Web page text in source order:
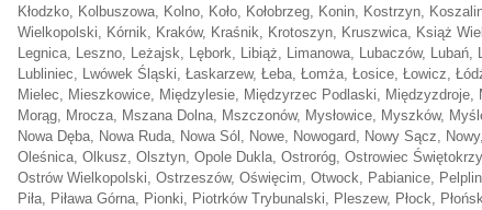
Kłodzko, Kolbuszowa, Kolno, Koło, Kołobrzeg, Konin, Kostrzyn,
Wielkopolski, Kórnik, Kraków, Kraśnik, Krotoszyn, Kruszwica, Książ
Legnica, Leszno, Leżajsk, Lębork, Libiąż, Limanowa, Lubaczów, Lubań,
Lubliniec, Lwówek Śląski, Łaskarzew, Łeba, Łomża, Łosice, Łowicz,
Mielec, Mieszkowice, Międzylesie, Międzyrzec Podlaski, Międzyzdroje,
Morąg, Mrocza, Mszana Dolna, Mszczonów, Mysłowice, Myszków,
Nowa Dęba, Nowa Ruda, Nowa Sól, Nowe, Nowogard, Nowy Sącz,
Oleśnica, Olkusz, Olsztyn, Opole Dukla, Ostroróg, Ostrowiec
Ostrów Wielkopolski, Ostrzeszów, Oświęcim, Otwock, Pabianice,
Piła, Piława Górna, Pionki, Piotrków Trybunalski, Pleszew, Płock,